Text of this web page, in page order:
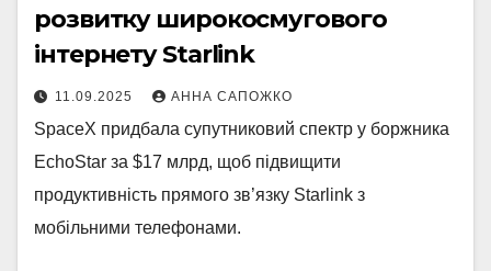
розвитку широкосмугового
інтернету Starlink
11.09.2025 АННА САПОЖКО
SpaceX придбала супутниковий спектр у боржника
EchoStar за $17 млрд, щоб підвищити
продуктивність прямого зв’язку Starlink з
мобільними телефонами.